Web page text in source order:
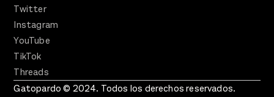
Twitter
Instagram
YouTube
TikTok
Threads
Gatopardo © 2024. Todos los derechos reservados.